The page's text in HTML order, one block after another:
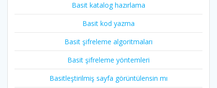
Basit katalog hazırlama
Basit kod yazma
Basit şifreleme algoritmaları
Basit şifreleme yöntemleri
Basitleştirilmiş sayfa görüntülensin mı